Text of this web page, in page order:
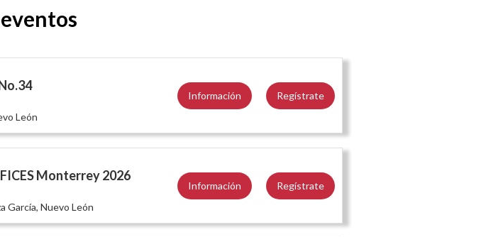
León
Información Regístrate
Monterrey 2026
García, Nuevo León
Información Regístrate